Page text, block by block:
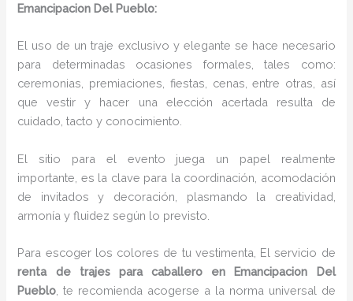
Emancipacion Del Pueblo:
El uso de un traje exclusivo y elegante se hace necesario
para determinadas ocasiones formales, tales como:
ceremonias, premiaciones, fiestas, cenas, entre otras, así
que vestir y hacer una elección acertada resulta de
cuidado, tacto y conocimiento.
El sitio para el evento juega un papel realmente
importante, es la clave para la coordinación, acomodación
de invitados y decoración, plasmando la creatividad,
armonía y fluidez según lo previsto.
Para escoger los colores de tu vestimenta, El servicio de
renta de trajes para caballero en Emancipacion Del
Pueblo , te recomienda acogerse a la norma universal de